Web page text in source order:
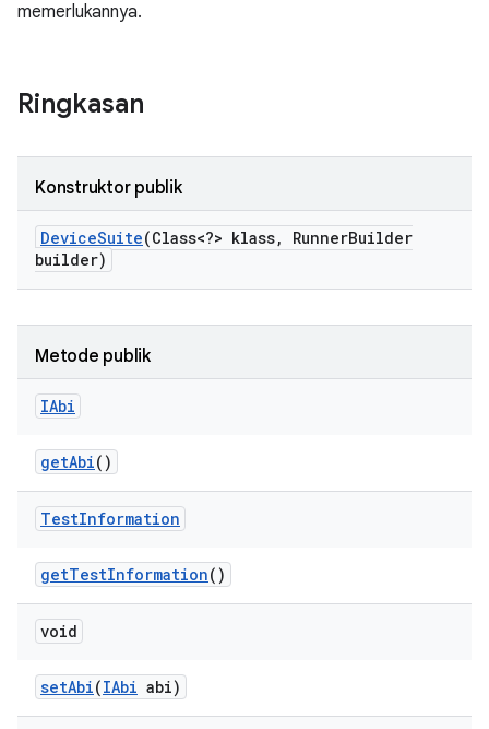
memerlukannya.
Ringkasan
Konstruktor publik
DeviceSuite(Class<?> klass, RunnerBuilder
builder)
Metode publik
IAbi
getAbi()
TestInformation
getTestInformation()
void
setAbi(IAbi abi)